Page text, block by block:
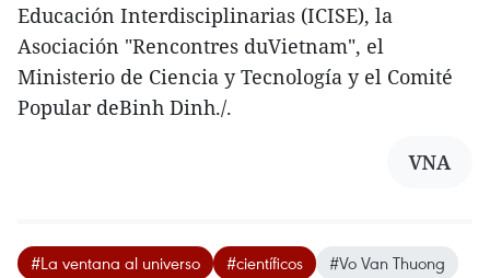
Educación Interdisciplinarias (ICISE), la
Asociación "Rencontres duVietnam", el
Ministerio de Ciencia y Tecnología y el Comité
Popular deBinh Dinh./.
VNA
#La ventana al universo #científicos #Vo Van Thuong